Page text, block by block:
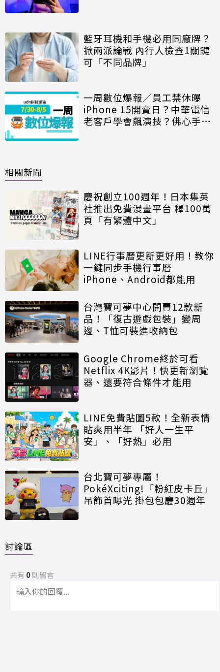
藍牙耳機和手機必用同廠牌？
掀兩派論戰 內行人檢查1關鍵
可「不同品牌」
一周數位爆報／員工禁休曝
iPhone 15開賣日？中華電信
老客戶學會飆演技？佛心手遊
相關新聞
慶祝創立100週年！日本集英
社推出免費漫畫平台 釋100萬
頁「有繁體中文」
LINE行事曆更新更好用！教你
一鍵同步手機行事曆
iPhone、Android都能用
台灣寶可夢中心開賣12款新
品！「復古遊戲包裝」變周
邊、T恤可裝進收納包
Google Chrome終於可看
Netflix 4K影片！快更新瀏覽
器、還要符合條件才能用
LINE免費貼圖5款！全新表情
貼爽用半年 「好人一生平
安」、「好熱」必用
台北寶可夢專屬！
PokéXciting!「粉紅皮卡丘」
吊飾首曝光 掛包包慶30週年
討論區
共有 0則留言